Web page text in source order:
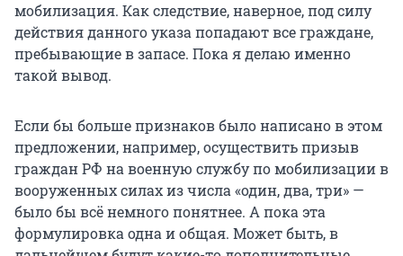
мобилизация. Как следствие, наверное, под силу
действия данного указа попадают все граждане,
пребывающие в запасе. Пока я делаю именно
такой вывод.
Если бы больше признаков было написано в этом
предложении, например, осуществить призыв
граждан РФ на военную службу по мобилизации в
вооруженных силах из числа «один, два, три» —
было бы всё немного понятнее. А пока эта
формулировка одна и общая. Может быть, в